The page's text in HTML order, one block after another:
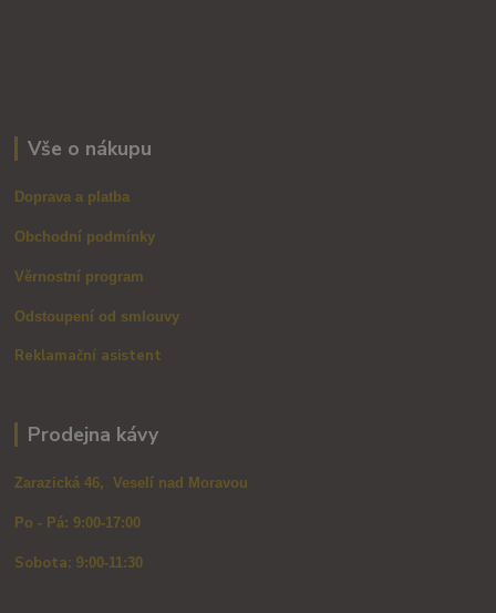
Vše o nákupu
Doprava a platba
Obchodní podmínky
Věrnostní program
Odstoupení od smlouvy
Reklamační asistent
Prodejna kávy
Zarazická 46, Veselí nad Moravou
Po - Pá: 9:00-17:00
Sobota: 9:00-11:30